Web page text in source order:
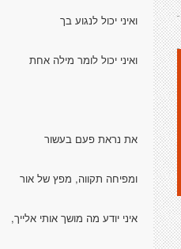
ואיני יכול לנגוע בך
ואיני יכול לומר מילה אחת
את נראת פעם בעשור
ומפיחה תקווה, מפץ של אור
איני יודע מה מושך אותי אלייך,